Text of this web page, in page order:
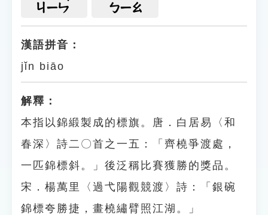
ㄐㄧㄣ ㄅㄧㄠ
漢語拼音：
jǐn biāo
解釋：
本指以錦緞製成的標旗。唐．白居易〈和
春深〉詩二〇首之一五：「齊橈爭渡處，
一匹錦標斜。」後泛稱比賽獲勝的獎品。
宋．楊萬里〈過弋陽觀競渡〉詩：「銀碗
錦標夸勝捷，畫橈繡臂照江湖。」